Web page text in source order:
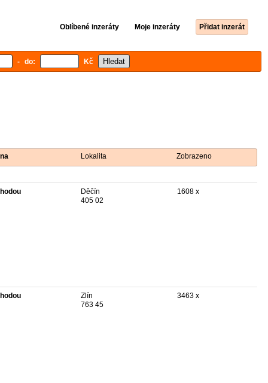
Oblíbené inzeráty Moje inzeráty Přidat inzerát
- do: Kč
Lokalita Zobrazeno
Děčín
405 02
1608 x
Zlín
763 45
3463 x